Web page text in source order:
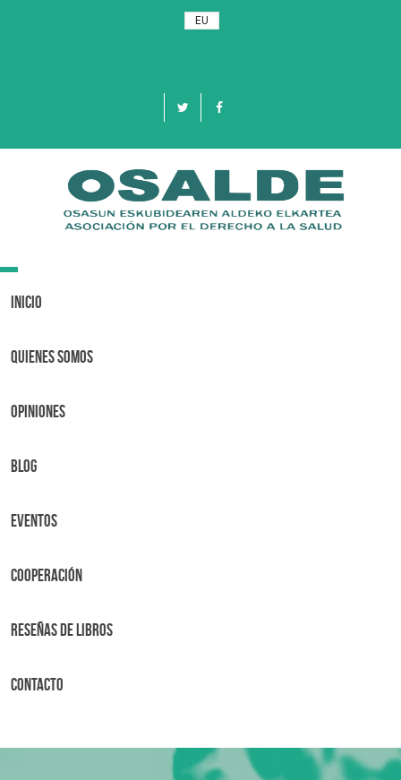
EU
Toggle
Inicio
Quienes Somos
OPINIONES
BLOG
Eventos
Cooperación
Reseñas de libros
Contacto